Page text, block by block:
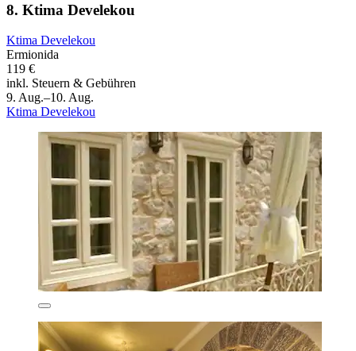
8. Ktima Develekou
Ktima Develekou
Ermionida
119 €
inkl. Steuern & Gebühren
9. Aug.–10. Aug.
Ktima Develekou